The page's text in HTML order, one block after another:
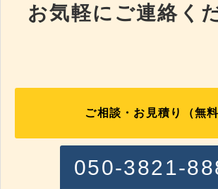
お気軽にご連絡く
ご相談・お見積り（無料
050-3821-